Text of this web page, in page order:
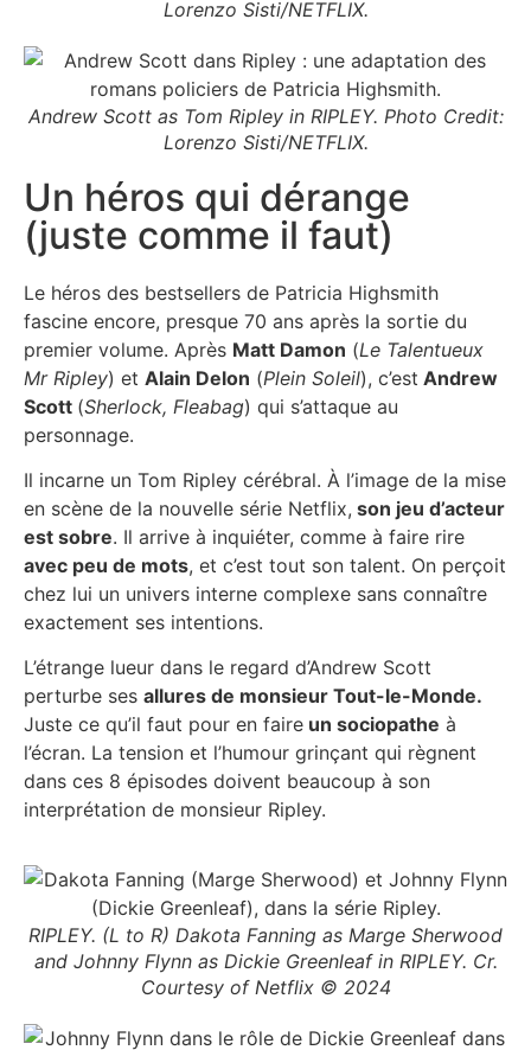
Lorenzo Sisti/NETFLIX.
Andrew Scott as Tom Ripley in RIPLEY. Photo Credit:
Lorenzo Sisti/NETFLIX.
Un héros qui dérange
(juste comme il faut)
Le héros des bestsellers de Patricia Highsmith
fascine encore, presque 70 ans après la sortie du
premier volume. Après Matt Damon (Le Talentueux
Mr Ripley) et Alain Delon (Plein Soleil), c’est Andrew
Scott (Sherlock, Fleabag) qui s’attaque au
personnage.
Il incarne un Tom Ripley cérébral. À l’image de la mise
en scène de la nouvelle série Netflix, son jeu d’acteur
est sobre. Il arrive à inquiéter, comme à faire rire
avec peu de mots, et c’est tout son talent. On perçoit
chez lui un univers interne complexe sans connaître
exactement ses intentions.
L’étrange lueur dans le regard d’Andrew Scott
perturbe ses allures de monsieur Tout-le-Monde.
Juste ce qu’il faut pour en faire un sociopathe à
l’écran. La tension et l’humour grinçant qui règnent
dans ces 8 épisodes doivent beaucoup à son
interprétation de monsieur Ripley.
RIPLEY. (L to R) Dakota Fanning as Marge Sherwood
and Johnny Flynn as Dickie Greenleaf in RIPLEY. Cr.
Courtesy of Netflix © 2024